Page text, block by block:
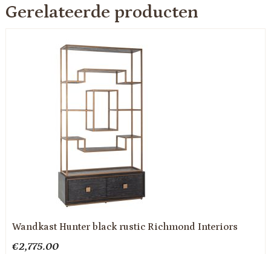
Gerelateerde producten
Wandkast Hunter black rustic Richmond Interiors
€2,775.00